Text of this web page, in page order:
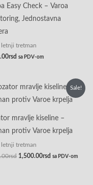
Easy Check – Varoa
Jednostavna
letnji tretman
rsd sa PDV-om
Sale!
mravlje kiseline –
protiv Varoe krpelja
letnji tretman
rsd
Originalna
je
1,940.00rsd.
1,500.00rsd
Trenutna
je:
sa PDV-om